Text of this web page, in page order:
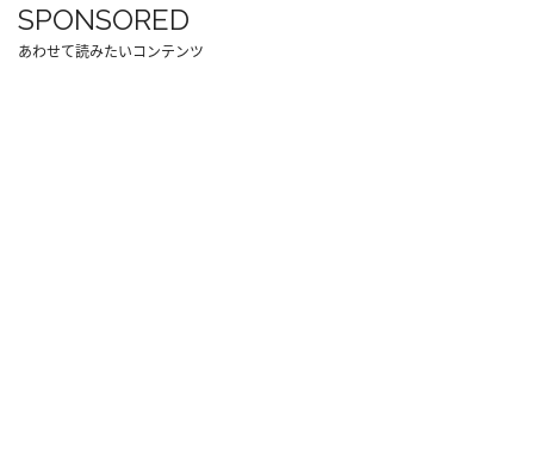
SPONSORED
あわせて読みたいコンテンツ